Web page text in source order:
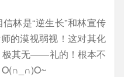
林是“逆生长”和林宣传
的漠视弱视！这对其化
其无——礼的！根本不
O(∩_∩)O~